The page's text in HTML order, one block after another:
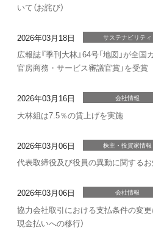
いて（お詫び）
2026年03月18日 サステナビリティ
広報誌『季刊大林』64号「地図」が全
官房商務・サービス審議官賞」を受賞
2026年03月16日 会社情報
大林組は7.5％の賃上げを実施
2026年03月06日 株主・投資家情報
代表取締役及び役員の異動に関する
2026年03月06日 会社情報
協力会社取引における支払条件の変更
現金払いへの移行）